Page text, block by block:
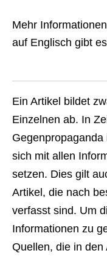
Mehr
auf Englisch gibt es
Ein Artikel bildet
Einzelnen ab. In
sich mit allen
setzen. Dies gilt
Artikel, die nach
verfasst sind. Um
Informationen zu
Quellen, die in